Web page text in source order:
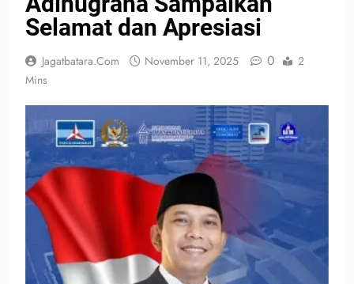
Selamat dan Apresiasi
Jagatbatara.com November 11, 2025 0
2
Mins